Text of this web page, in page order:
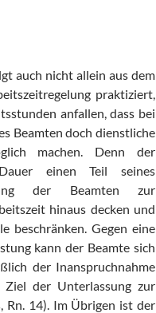
auch nicht allein aus dem
praktiziert,
anfallen, dass bei
Beamten doch dienstliche
machen. Denn der
einen Teil seines
der Beamten zur
hinaus decken und
beschränken. Gegen eine
kann der Beamte sich
der Inanspruchnahme
Ziel der Unterlassung zur
Rn. 14). Im Übrigen ist der